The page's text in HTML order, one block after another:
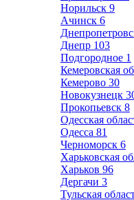
Норильск 9
Ачинск 6
Днепр 103
Подгородное 1
Кемеровская
Кемерово 30
Новокузнецк
Прокопьевск 8
Одесская
Одесса 81
Черноморск 6
Харьковская
Харьков 96
Дергачи 3
Тульская